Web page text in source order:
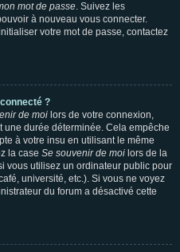
mot de passe. Suivez les
à nouveau vous connecter.
votre mot de passe, contactez
?
de moi lors de votre connexion,
durée déterminée. Cela empêche
à votre insu en utilisant le même
la case Se souvenir de moi lors de la
vous utilisez un ordinateur public pour
université, etc.). Si vous ne voyez
du forum a désactivé cette